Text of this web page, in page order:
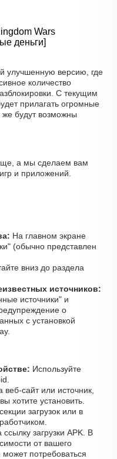
Wars
деньги]
улучшенную версию, где
количество
С текущим
прилагать огромные
будут возможны
а мы сделаем вам
и приложений.
На главном экране
(обычно представлен
вниз до раздела
источников:
источники" и
о
с установкой
Используйте
веб-сайт или источник,
хотите установить.
загрузок или в
загрузки APK. В
от вашего
потребоваться